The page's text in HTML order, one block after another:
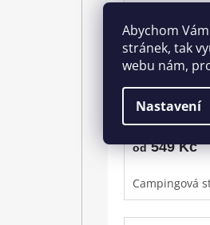
Abychom
stránek, tak
webu nám,
Nastavení
od549 Kč
Campingová